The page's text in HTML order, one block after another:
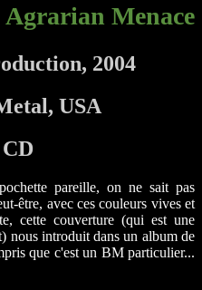
Agrarian Menace
2004
USA
pareille, on ne sait pas
être, avec ces couleurs vives et
cette couverture (qui est une
nous introduit dans un album de
que c'est un BM particulier...